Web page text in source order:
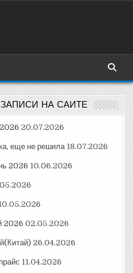
НА САЙТЕ
20.07.2026
еще не решила 18.07.2026
2026 10.06.2026
2026 02.05.2026
26.04.2026
11.04.2026